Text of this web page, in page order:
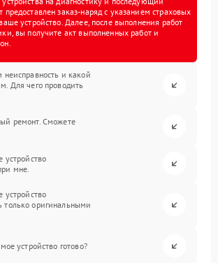
предоставлен заказ-наряд с указанием страховых
устройство. Далее, после выполнения работ
вы получите акт выполненных работ и
и какой
Для чего проводить
ремонт. Сможете
устройство
мне.
устройство
только оригинальными
устройство готово?